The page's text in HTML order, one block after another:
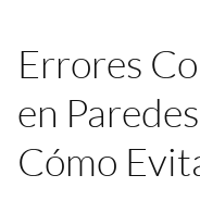
Errores
en
Cómo